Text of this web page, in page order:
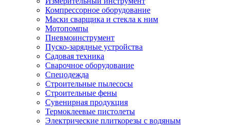
Компрессорное оборудование
Маски сварщика и стекла к ним
Мотопомпы
Пневмоинструмент
Пуско-зарядные устройства
Садовая техника
Сварочное оборудование
Спецодежда
Строительные пылесосы
Строительные фены
Сувенирная продукция
Термоклеевые пистолеты
Электрические плиткорезы с водяным